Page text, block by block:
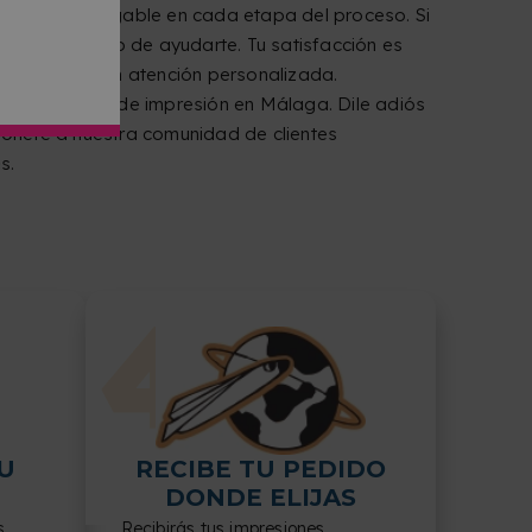
y amigable en cada etapa del proceso. Si
encantado de ayudarte. Tu satisfacción es
y con atención personalizada.
de impresión en Málaga. Dile adiós
a nuestra comunidad de clientes
RECIBE TU PEDIDO
DONDE ELIJAS